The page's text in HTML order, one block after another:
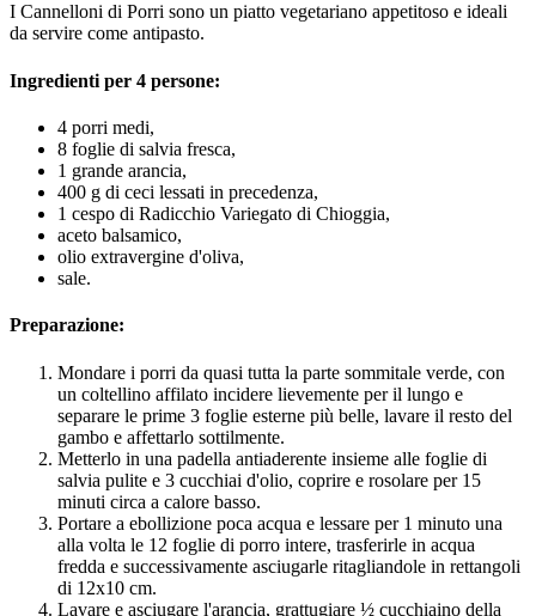
I Cannelloni di Porri sono un piatto vegetariano appetitoso e ideali
da servire come antipasto.
Ingredienti per 4 persone:
4 porri medi,
8 foglie di salvia fresca,
1 grande arancia,
400 g di ceci lessati in precedenza,
1 cespo di Radicchio Variegato di Chioggia,
aceto balsamico,
olio extravergine d'oliva,
sale.
Preparazione:
Mondare i porri da quasi tutta la parte sommitale verde, con
un coltellino affilato incidere lievemente per il lungo e
separare le prime 3 foglie esterne più belle, lavare il resto del
gambo e affettarlo sottilmente.
Metterlo in una padella antiaderente insieme alle foglie di
salvia pulite e 3 cucchiai d'olio, coprire e rosolare per 15
minuti circa a calore basso.
Portare a ebollizione poca acqua e lessare per 1 minuto una
alla volta le 12 foglie di porro intere, trasferirle in acqua
fredda e successivamente asciugarle ritagliandole in rettangoli
di 12x10 cm.
Lavare e asciugare l'arancia, grattugiare ½ cucchiaino della